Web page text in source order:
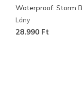
Waterproof: Storm
Lány
28.990 Ft